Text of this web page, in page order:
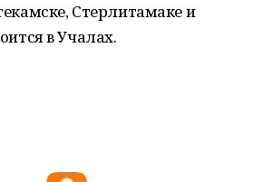
Стерлитамаке и
в Учалах.